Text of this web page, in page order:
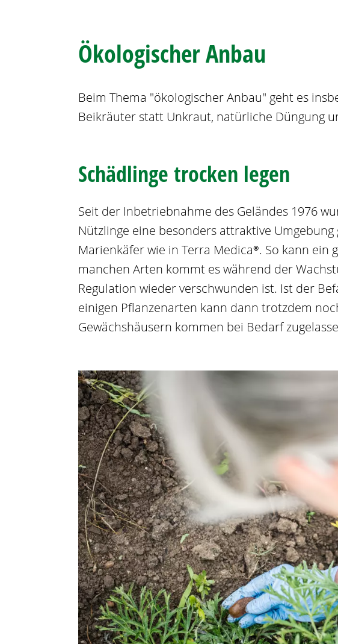
Ökologischer Anbau
Beim Thema "ökologischer Anbau" geht es
Beikräuter statt Unkraut, natürliche Düngung
Schädlinge trocken legen
Seit der Inbetriebnahme des Geländes 1976
Nützlinge eine besonders attraktive
Marienkäfer wie in Terra Medica®. So kann
manchen Arten kommt es während der
Regulation wieder verschwunden ist. Ist der
einigen Pflanzenarten kann dann trotzdem
Gewächshäusern kommen bei Bedarf